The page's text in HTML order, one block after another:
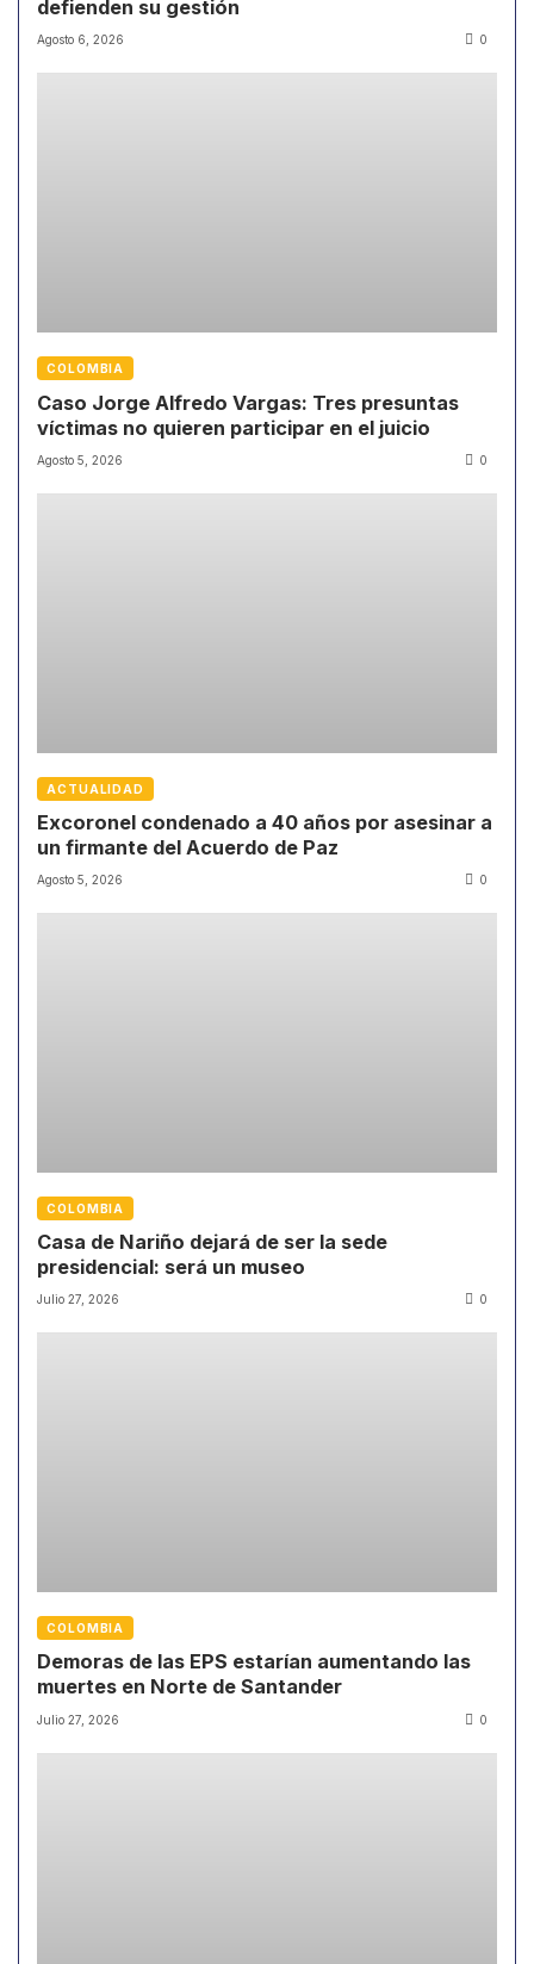
defienden su gestión
Agosto 6, 2026 0
COLOMBIA
Caso Jorge Alfredo Vargas: Tres presuntas
víctimas no quieren participar en el juicio
Agosto 5, 2026 0
ACTUALIDAD
Excoronel condenado a 40 años por asesinar a
un firmante del Acuerdo de Paz
Agosto 5, 2026 0
COLOMBIA
Casa de Nariño dejará de ser la sede
presidencial: será un museo
Julio 27, 2026 0
COLOMBIA
Demoras de las EPS estarían aumentando las
muertes en Norte de Santander
Julio 27, 2026 0